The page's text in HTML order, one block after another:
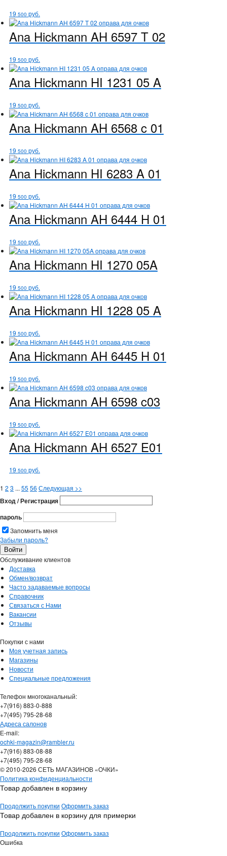
19 500 руб.
Ana Hickmann AH 6597 T 02
19 500 руб.
Ana Hickmann HI 1231 05 A
19 500 руб.
Ana Hickmann AH 6568 c 01
19 500 руб.
Ana Hickmann HI 6283 A 01
19 500 руб.
Ana Hickmann AH 6444 H 01
19 500 руб.
Ana Hickmann HI 1270 05A
19 500 руб.
Ana Hickmann HI 1228 05 A
19 500 руб.
Ana Hickmann AH 6445 H 01
19 500 руб.
Ana Hickmann AH 6598 c03
19 500 руб.
Ana Hickmann AH 6527 E01
19 500 руб.
1 2 3 ... 55 56 Следующая >>
Вход / Регистрация
пароль
Запомнить меня
Забыли пароль?
Обслуживание клиентов
Доставка
Обмен/возврат
Часто задаваемые вопросы
Справочник
Связаться с Нами
Вакансии
Отзывы
Покупки с нами
Моя учетная запись
Магазины
Новости
Специальные предложения
Телефон многоканальный:
+7(916) 883-0-888
+7(495) 795-28-68
Адреса салонов
Е-mail:
ochki-magazin@rambler.ru
+7(916) 883-08-88
+7(495) 795-28-68
© 2010-2026 СЕТЬ МАГАЗИНОВ «ОЧКИ»
Политика конфиденциальности
Товар добавлен в корзину
Продолжить покупки Оформить заказ
Товар добавлен в корзину для примерки
Продолжить покупки Оформить заказ
Ошибка